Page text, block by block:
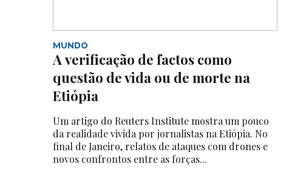
MUNDO
A verificação de factos como
questão de vida ou de morte na
Etiópia
Um artigo do Reuters Institute mostra um pouco
da realidade vivida por jornalistas na Etiópia. No
final de Janeiro, relatos de ataques com drones e
novos confrontos entre as forças...